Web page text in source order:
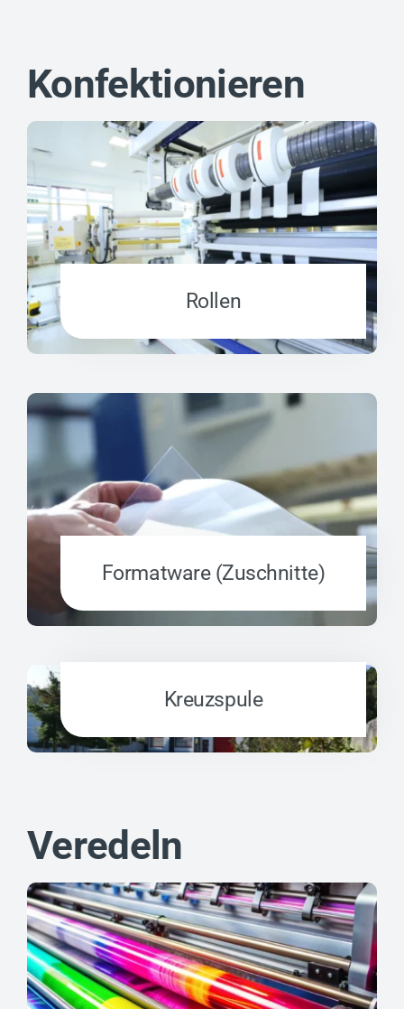
Konfektionieren
Rollen
Formatware (Zuschnitte)
Kreuzspule
Veredeln